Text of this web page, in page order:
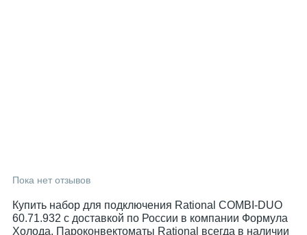
Пока нет отзывов
Купить набор для подключения Rational COMBI-DUO
60.71.932 с доставкой по России в компании Формула
Холода. Пароконвектоматы Rational всегда в наличии